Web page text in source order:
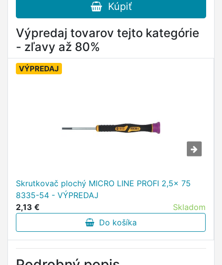
Kúpiť
Výpredaj tovarov tejto kategórie
- zľavy až 80%
VÝPREDAJ
Skrutkovač plochý MICRO LINE PROFI 2,5x 75
8335-54 - VÝPREDAJ
2,13 €
Skladom
Do košíka